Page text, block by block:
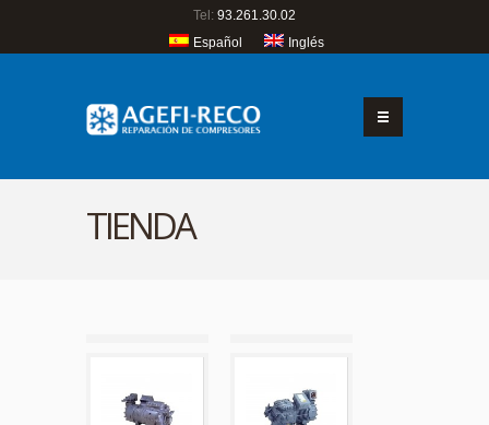
Tel: 93.261.30.02
Español
Inglés
TIENDA